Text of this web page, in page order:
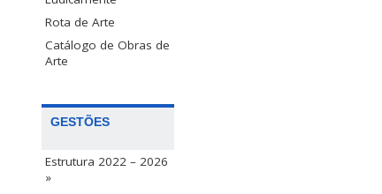
Rota de Arte
Catálogo de Obras de
Arte
GESTÕES
Estrutura 2022 – 2026
»